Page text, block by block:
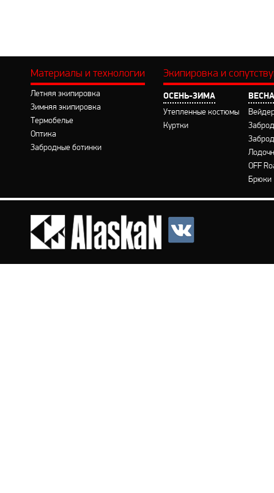
Материалы и технологии
Летняя экипировка
Зимняя экипировка
Термобелье
Оптика
Забродные ботинки
Экипировка и
ОСЕНЬ-ЗИМА
Утепленные костюмы
Куртки
OFF
Брюки